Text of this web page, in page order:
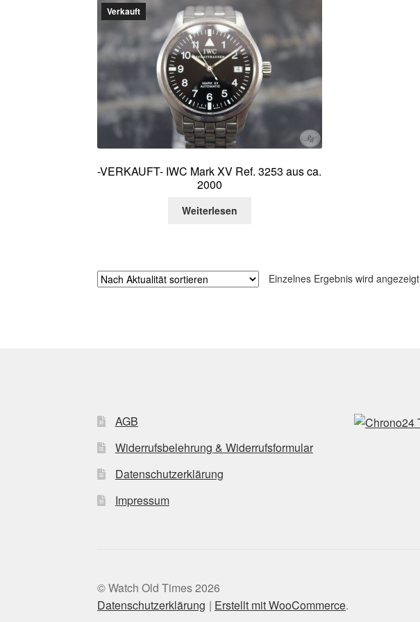
Verkauft
-VERKAUFT- IWC Mark XV Ref. 3253 aus ca.
2000
Weiterlesen
Einzelnes Ergebnis wird angezeigt
AGB
Widerrufsbelehrung & Widerrufsformular
Datenschutzerklärung
Impressum
© Watch Old Times 2026
Datenschutzerklärung
Erstellt mit WooCommerce.